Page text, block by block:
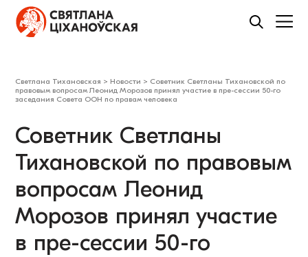
Светлана Тихановская > Новости > Советник Светланы Тихановской по
правовым вопросам Леонид Морозов принял участие в пре-сессии 50-го
заседания Совета ООН по правам человека
Советник Светланы
Тихановской по правовым
вопросам Леонид
Морозов принял участие
в пре-сессии 50-го